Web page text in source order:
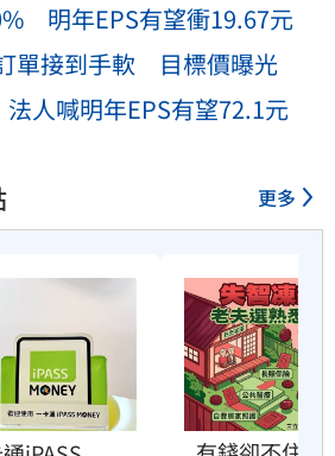
明年EPS有望衝19.67元
單接到手軟 目標價曝光
人喊明年EPS有望72.1元
更多